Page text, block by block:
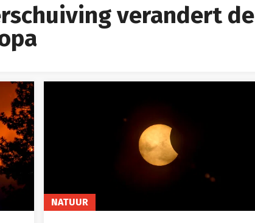
verandert de
NATUUR